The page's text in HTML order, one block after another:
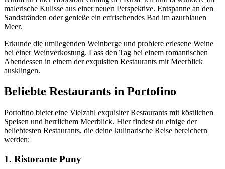
malerische Kulisse aus einer neuen Perspektive. Entspanne an den
Sandstränden oder genieße ein erfrischendes Bad im azurblauen
Meer.
Erkunde die umliegenden Weinberge und probiere erlesene Weine
bei einer Weinverkostung. Lass den Tag bei einem romantischen
Abendessen in einem der exquisiten Restaurants mit Meerblick
ausklingen.
Beliebte Restaurants in Portofino
Portofino bietet eine Vielzahl exquisiter Restaurants mit köstlichen
Speisen und herrlichem Meerblick. Hier findest du einige der
beliebtesten Restaurants, die deine kulinarische Reise bereichern
werden:
1. Ristorante Puny